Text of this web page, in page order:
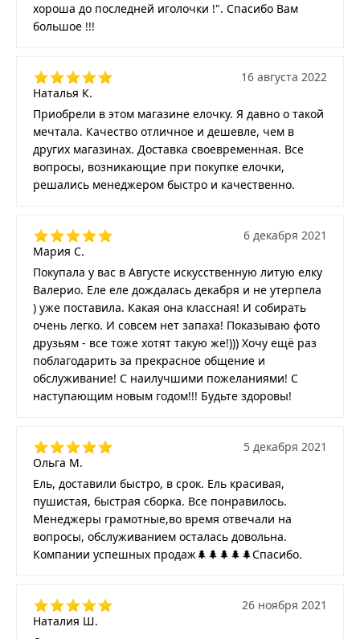
хороша до последней иголочки !". Спасибо Вам
большое !!!
Наталья К.
16 августа 2022
Приобрели в этом магазине елочку. Я давно о такой
мечтала. Качество отличное и дешевле, чем в
других магазинах. Доставка своевременная. Все
вопросы, возникающие при покупке елочки,
решались менеджером быстро и качественно.
Мария С.
6 декабря 2021
Покупала у вас в Августе искусственную литую елку
Валерио. Еле еле дождалась декабря и не утерпела
) уже поставила. Какая она классная! И собирать
очень легко. И совсем нет запаха! Показываю фото
друзьям - все тоже хотят такую же!))) Хочу ещё раз
поблагодарить за прекрасное общение и
обслуживание! С наилучшими пожеланиями! С
наступающим новым годом!!! Будьте здоровы!
Ольга М.
5 декабря 2021
Ель, доставили быстро, в срок. Ель красивая,
пушистая, быстрая сборка. Все понравилось.
Менеджеры грамотные,во время отвечали на
вопросы, обслуживанием осталась довольна.
Компании успешных продаж🌲🌲🌲🌲🌲Спасибо.
Наталия Ш.
26 ноября 2021